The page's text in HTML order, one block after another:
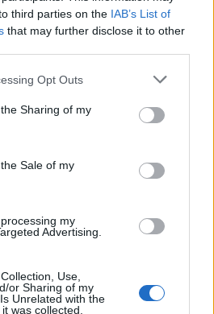
third parties on the IAB’s List of
that may further disclose it to other
Opt Outs
Sharing of my
Sale of my
my
Advertising.
Use,
or Sharing of my
Unrelated with the
was collected.
é
Próximo artigo
Campeonato de Portugal:
conhecem árbitros para os
jogos da 1ª jornada